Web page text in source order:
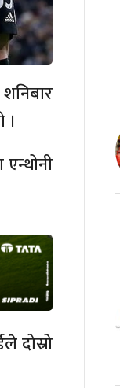
दोस्रो